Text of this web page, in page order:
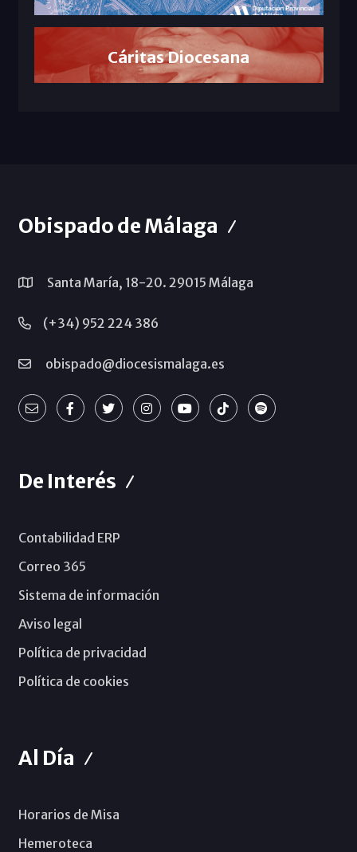
Cáritas Diocesana
Obispado de Málaga
Santa María, 18-20. 29015 Málaga
(+34) 952 224 386
obispado@diocesismalaga.es
De Interés
Contabilidad ERP
Correo 365
Sistema de información
Aviso legal
Política de privacidad
Política de cookies
Al Día
Horarios de Misa
Hemeroteca